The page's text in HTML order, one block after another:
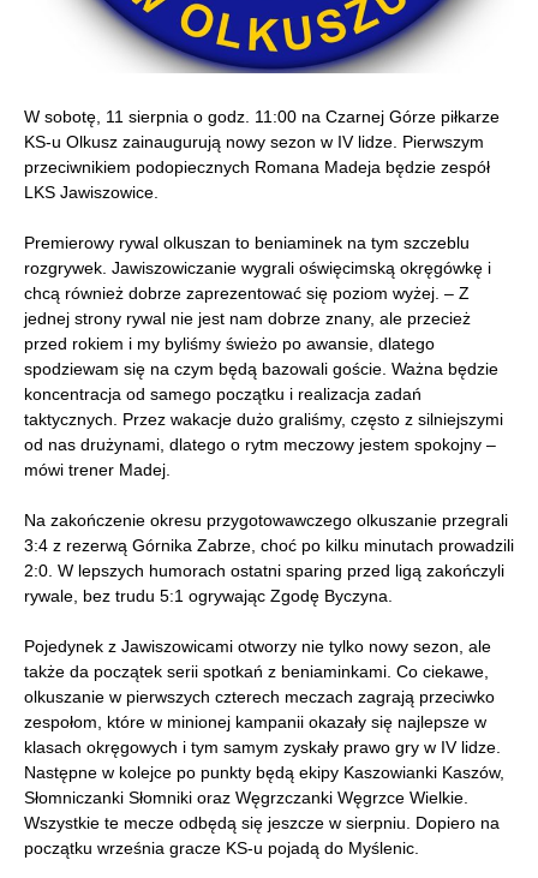
W sobotę, 11 sierpnia o godz. 11:00 na Czarnej Górze piłkarze
KS-u Olkusz zainaugurują nowy sezon w IV lidze. Pierwszym
przeciwnikiem podopiecznych Romana Madeja będzie zespół
LKS Jawiszowice.
Premierowy rywal olkuszan to beniaminek na tym szczeblu
rozgrywek. Jawiszowiczanie wygrali oświęcimską okręgówkę i
chcą również dobrze zaprezentować się poziom wyżej. – Z
jednej strony rywal nie jest nam dobrze znany, ale przecież
przed rokiem i my byliśmy świeżo po awansie, dlatego
spodziewam się na czym będą bazowali goście. Ważna będzie
koncentracja od samego początku i realizacja zadań
taktycznych. Przez wakacje dużo graliśmy, często z silniejszymi
od nas drużynami, dlatego o rytm meczowy jestem spokojny –
mówi trener Madej.
Na zakończenie okresu przygotowawczego olkuszanie przegrali
3:4 z rezerwą Górnika Zabrze, choć po kilku minutach prowadzili
2:0. W lepszych humorach ostatni sparing przed ligą zakończyli
rywale, bez trudu 5:1 ogrywając Zgodę Byczyna.
Pojedynek z Jawiszowicami otworzy nie tylko nowy sezon, ale
także da początek serii spotkań z beniaminkami. Co ciekawe,
olkuszanie w pierwszych czterech meczach zagrają przeciwko
zespołom, które w minionej kampanii okazały się najlepsze w
klasach okręgowych i tym samym zyskały prawo gry w IV lidze.
Następne w kolejce po punkty będą ekipy Kaszowianki Kaszów,
Słomniczanki Słomniki oraz Węgrzczanki Węgrzce Wielkie.
Wszystkie te mecze odbędą się jeszcze w sierpniu. Dopiero na
początku września gracze KS-u pojadą do Myślenic.